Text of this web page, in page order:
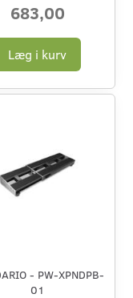
683,00
Læg i kurv
- PW-XPNDPB-
01